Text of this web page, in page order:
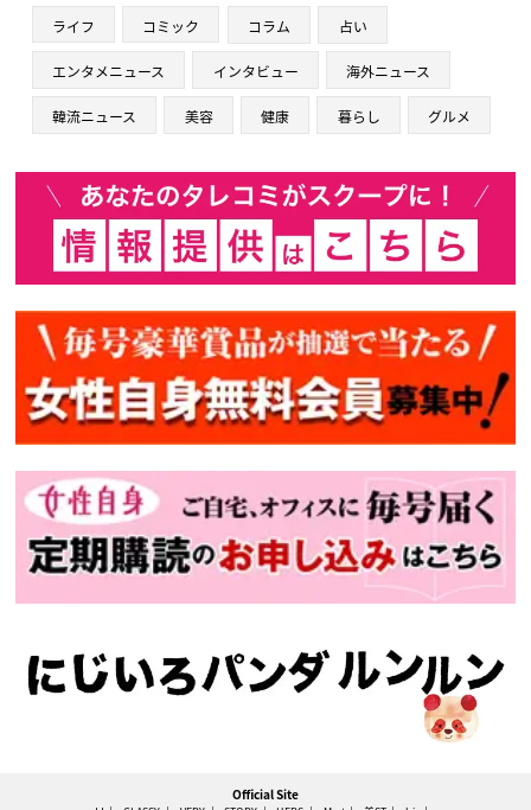
ライフ コミック コラム 占い
エンタメニュース インタビュー 海外ニュース
韓流ニュース 美容 健康 暮らし グルメ
Official Site